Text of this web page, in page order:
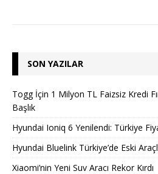
SON YAZILAR
Togg İçin 1 Milyon TL Faizsiz Kredi
Başlık
Hyundai Ioniq 6 Yenilendi: Türkiye
Hyundai Bluelink Türkiye’de Eski
Xiaomi’nin Yeni Suv Aracı Rekor Kırdı